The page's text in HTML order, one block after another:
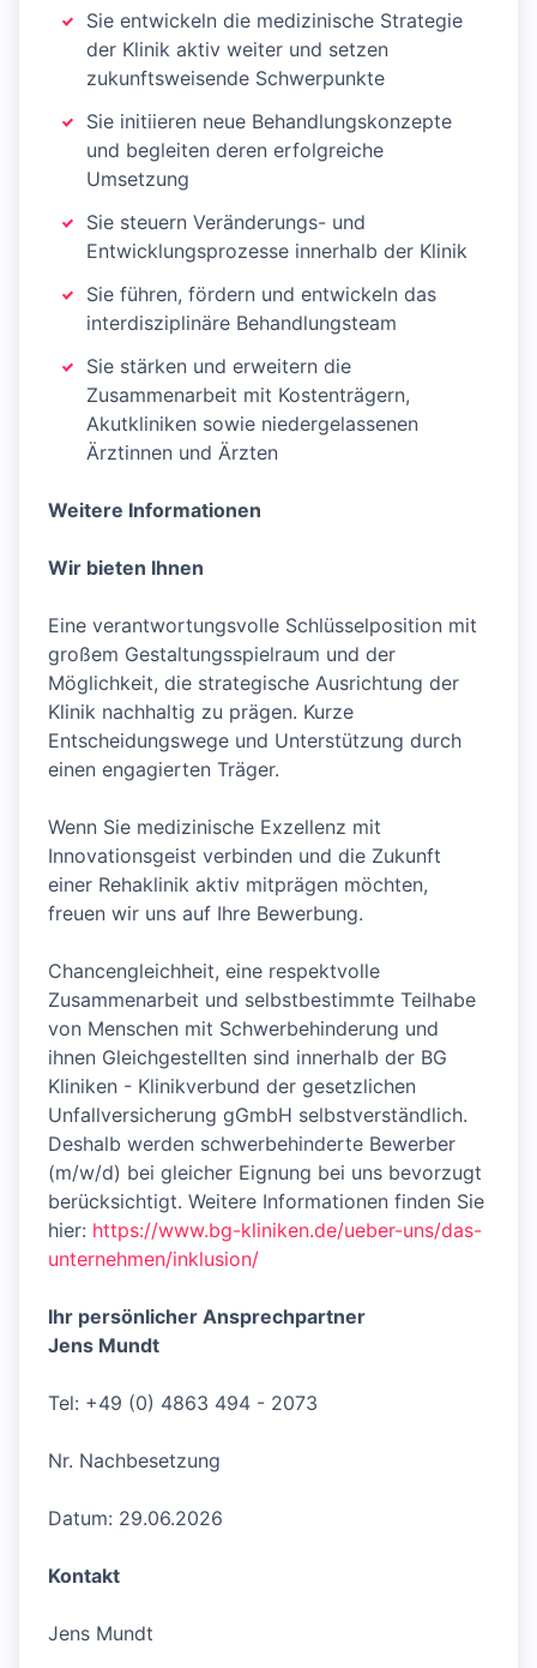
Sie entwickeln die medizinische Strategie
der Klinik aktiv weiter und setzen
zukunftsweisende Schwerpunkte
Sie initiieren neue Behandlungskonzepte
und begleiten deren erfolgreiche
Umsetzung
Sie steuern Veränderungs- und
Entwicklungsprozesse innerhalb der Klinik
Sie führen, fördern und entwickeln das
interdisziplinäre Behandlungsteam
Sie stärken und erweitern die
Zusammenarbeit mit Kostenträgern,
Akutkliniken sowie niedergelassenen
Ärztinnen und Ärzten
Weitere Informationen
Wir bieten Ihnen
Eine verantwortungsvolle Schlüsselposition mit
großem Gestaltungsspielraum und der
Möglichkeit, die strategische Ausrichtung der
Klinik nachhaltig zu prägen. Kurze
Entscheidungswege und Unterstützung durch
einen engagierten Träger.
Wenn Sie medizinische Exzellenz mit
Innovationsgeist verbinden und die Zukunft
einer Rehaklinik aktiv mitprägen möchten,
freuen wir uns auf Ihre Bewerbung.
Chancengleichheit, eine respektvolle
Zusammenarbeit und selbstbestimmte Teilhabe
von Menschen mit Schwerbehinderung und
ihnen Gleichgestellten sind innerhalb der BG
Kliniken - Klinikverbund der gesetzlichen
Unfallversicherung gGmbH selbstverständlich.
Deshalb werden schwerbehinderte Bewerber
(m/w/d) bei gleicher Eignung bei uns bevorzugt
berücksichtigt. Weitere Informationen finden Sie
hier: https://www.bg-kliniken.de/ueber-uns/das-
unternehmen/inklusion/
Ihr persönlicher Ansprechpartner
Jens Mundt
Tel: +49 (0) 4863 494 - 2073
Nr. Nachbesetzung
Datum: 29.06.2026
Kontakt
Jens Mundt